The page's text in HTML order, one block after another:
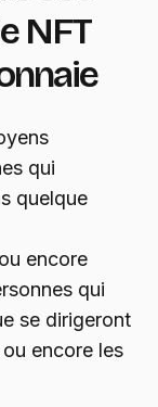
NFT
qui
quelque
encore
qui
se dirigeront
encore les